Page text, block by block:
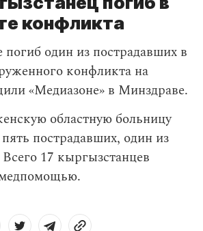
конфликта
один из пострадавших в
конфликта на
«Медиазоне» в Минздраве.
областную больницу
пострадавших, один из
17 кыргызстанцев